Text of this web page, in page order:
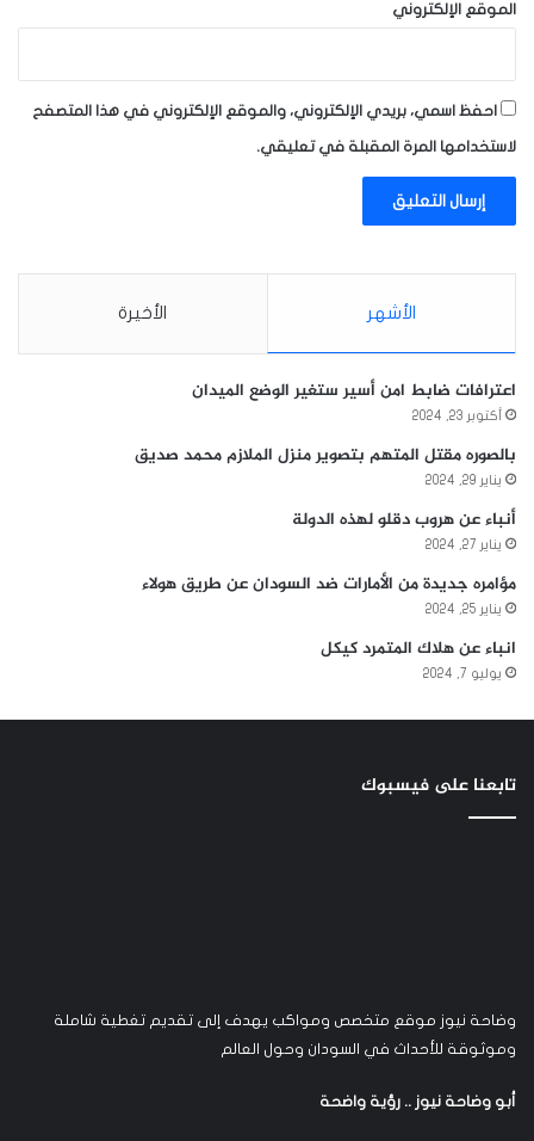
الموقع الإلكتروني
احفظ اسمي، بريدي الإلكتروني، والموقع الإلكتروني في هذا المتصفح
لاستخدامها المرة المقبلة في تعليقي.
الأشهر الأخيرة
اعترافات ضابط امن أسير ستغير الوضع الميدان
أكتوبر 23, 2024
بالصوره مقتل المتهم بتصوير منزل الملازم محمد صديق
يناير 29, 2024
أنباء عن هروب دقلو لهذه الدولة
يناير 27, 2024
مؤامره جديدة من الأمارات ضد السودان عن طريق هولاء
يناير 25, 2024
انباء عن هلاك المتمرد كيكل
يوليو 7, 2024
تابعنا على فيسبوك
وضاحة نيوز موقع متخصص ومواكب يهدف إلى تقديم تغطية شاملة
وموثوقة للأحداث في السودان وحول العالم
أبو وضاحة نيوز .. رؤية واضحة